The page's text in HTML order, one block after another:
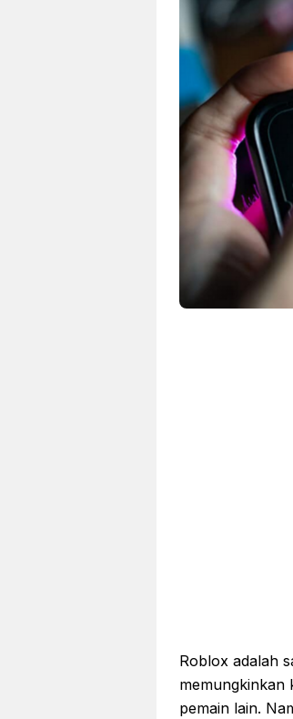
Roblox adalah
memungkinkan
pemain lain.